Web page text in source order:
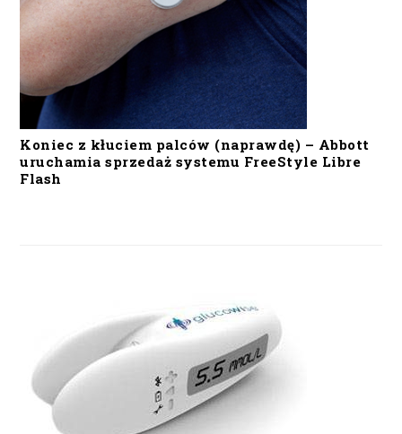
Koniec z kłuciem palców (naprawdę) – Abbott
uruchamia sprzedaż systemu FreeStyle Libre
Flash